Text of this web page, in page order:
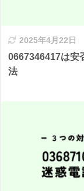
2025年4月22日
0667346417は安
法